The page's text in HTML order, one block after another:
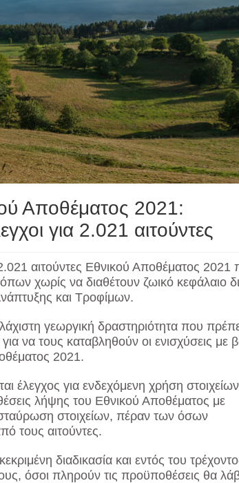
Αποθέματος 2021:
για 2.021 αιτούντες
αιτούντες Εθνικού Αποθέματος 2021
χωρίς να διαθέτουν ζωικό κεφάλαιο
και Τροφίμων.
γεωργική δραστηριότητα που
να τους καταβληθούν οι ενισχύσεις με
2021.
έλεγχος για ενδεχόμενη χρήση
λήψης του Εθνικού Αποθέματος με
στοιχείων, πέραν των όσων
τους αιτούντες.
διαδικασία και εντός του
όσοι πληρούν τις προϋποθέσεις θα